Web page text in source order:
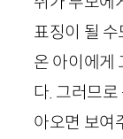
표징이 될
온 아이에게
다. 그러므로
아오면 보여